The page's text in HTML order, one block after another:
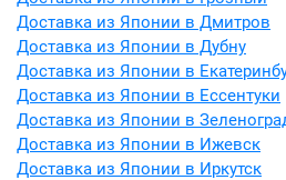
Доставка из Японии в Дмитров
Доставка из Японии в Дубну
Доставка из Японии в
Доставка из Японии в Ессентуки
Доставка из Японии в
Доставка из Японии в Ижевск
Доставка из Японии в Иркутск